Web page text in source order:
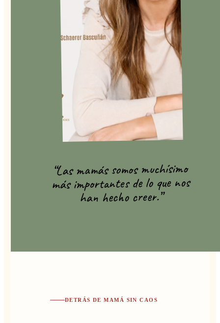
“Las mamás somos muchísimo
más importantes de lo que nos
han hecho creer.”
DETRÁS DE MAMÁ SIN CAOS